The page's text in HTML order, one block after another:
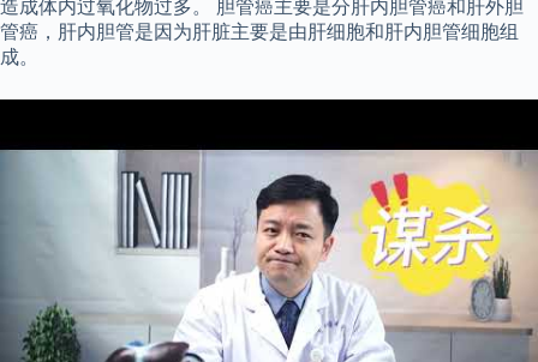
造成体内过氧化物过多。 胆管癌主要是分肝内胆管癌和肝外胆
管癌，肝内胆管是因为肝脏主要是由肝细胞和肝内胆管细胞组
成。